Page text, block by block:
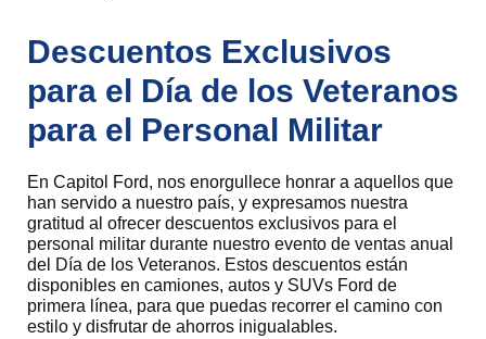
Descuentos Exclusivos
para el Día de los Veteranos
para el Personal Militar
En Capitol Ford, nos enorgullece honrar a aquellos que
han servido a nuestro país, y expresamos nuestra
gratitud al ofrecer descuentos exclusivos para el
personal militar durante nuestro evento de ventas anual
del Día de los Veteranos. Estos descuentos están
disponibles en camiones, autos y SUVs Ford de
primera línea, para que puedas recorrer el camino con
estilo y disfrutar de ahorros inigualables.